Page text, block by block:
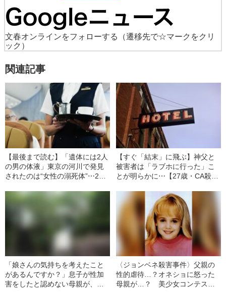
文春オンラインをフォローする
（遷移先で☆マークをクリ
ック）
関連記事
【最後まで読む】「遺体には2人
の男の体液」東京の河川で発見
されたのは“女性の溺死体”⋯27
34年の事件）
【すぐ「結末」に飛ぶ】神父と
被害者は「ラブホに行った」こ
とが明らかに⋯【27歳・CA殺害
の後（昭和34年の事件）
「娘さんの気持ちを考えたこと
があるんですか？」息子が性加
害をしたと認めない母親が、逆
〈ジョンベネ殺害事件〉父親の
性的虐待…？オネショに怒った
母親が…？ 美少女コンテスト